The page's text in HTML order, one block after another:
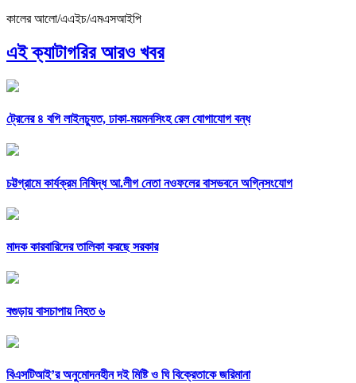
কালের আলো/এএইচ/এমএসআইপি
এই ক্যাটাগরির আরও খবর
ট্রেনের ৪ বগি লাইনচ্যুত, ঢাকা-ময়মনসিংহ রেল যোগাযোগ বন্ধ
চট্টগ্রামে কার্যক্রম নিষিদ্ধ আ.লীগ নেতা নওফলের বাসভবনে অগ্নিসংযোগ
মাদক কারবারিদের তালিকা করছে সরকার
বগুড়ায় বাসচাপায় নিহত ৬
বিএসটিআই’র অনুমোদনহীন দই মিষ্টি ও ঘি বিক্রেতাকে জরিমানা